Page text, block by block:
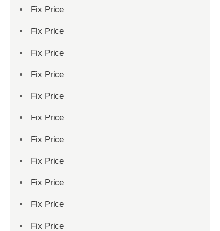
Fix Price
Fix Price
Fix Price
Fix Price
Fix Price
Fix Price
Fix Price
Fix Price
Fix Price
Fix Price
Fix Price